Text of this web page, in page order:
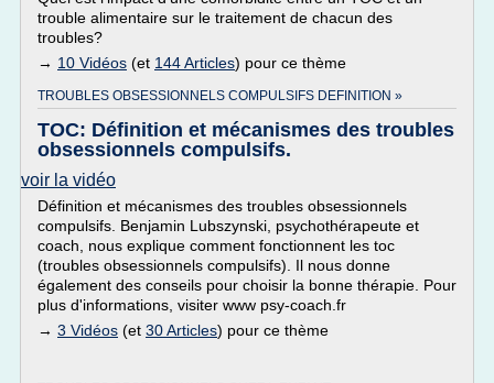
trouble alimentaire sur le traitement de chacun des
troubles?
→ 10 Vidéos (et 144 Articles) pour ce thème
TROUBLES OBSESSIONNELS COMPULSIFS DEFINITION »
TOC: Définition et mécanismes des troubles
obsessionnels compulsifs.
voir la vidéo
Définition et mécanismes des troubles obsessionnels
compulsifs. Benjamin Lubszynski, psychothérapeute et
coach, nous explique comment fonctionnent les toc
(troubles obsessionnels compulsifs). Il nous donne
également des conseils pour choisir la bonne thérapie. Pour
plus d'informations, visiter www psy-coach.fr
→ 3 Vidéos (et 30 Articles) pour ce thème